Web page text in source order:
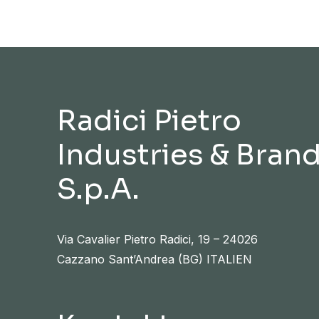
Radici Pietro
Industries &
S.p.A.
Via Cavalier Pietro Radici, 19 – 24026
Cazzano Sant’Andrea (BG) ITALIEN